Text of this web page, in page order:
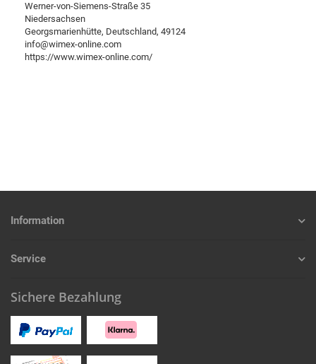
Werner-von-Siemens-Straße 35
Niedersachsen
Georgsmarienhütte, Deutschland, 49124
info@wimex-online.com
https://www.wimex-online.com/
Information
Service
Sichere Bezahlung